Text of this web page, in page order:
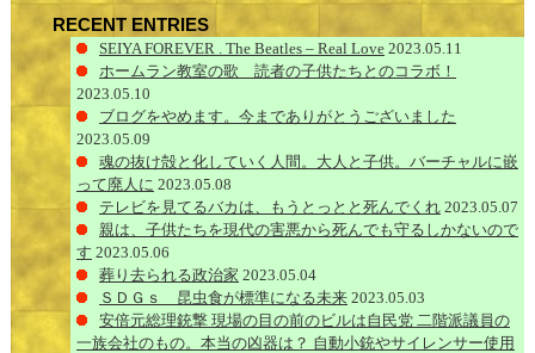
RECENT ENTRIES
SEIYA FOREVER . The Beatles – Real Love 2023.05.11
ホームラン教室の歌 読者の子供たちとのコラボ！
2023.05.10
ブログをやめます。今までありがとうございました
2023.05.09
魂の抜け殻と化していく人間。大人と子供。バーチャルに嵌
って廃人に 2023.05.08
テレビを見てるバカは、もうとっとと死んでくれ 2023.05.07
親は、子供たちを現代の害悪から死んでも守るしかないので
す 2023.05.06
葬り去られる政治家 2023.05.04
ＳＤＧｓ 昆虫食が標準になる未来 2023.05.03
安倍元総理銃撃 現場の目の前のビルは自民党 二階派議員の
一族会社のもの。本当の凶器は？ 自動小銃やサイレンサー使用